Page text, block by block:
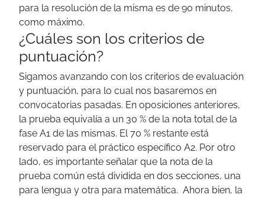
para la resolución de la misma es de 90 minutos,
como máximo.
¿Cuáles son los criterios de
puntuación?
Sigamos avanzando con los criterios de evaluación
y puntuación, para lo cual nos basaremos en
convocatorias pasadas. En oposiciones anteriores,
la prueba equivalía a un 30 % de la nota total de la
fase A1 de las mismas. El 70 % restante está
reservado para el práctico específico A2. Por otro
lado, es importante señalar que la nota de la
prueba común está dividida en dos secciones, una
para lengua y otra para matemática. Ahora bien, la